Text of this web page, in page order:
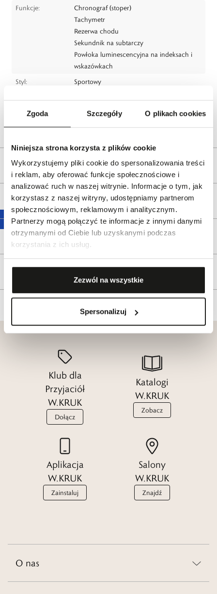
Zgoda Szczegóły O plikach cookies
Niniejsza strona korzysta z plików cookie
Wykorzystujemy pliki cookie do spersonalizowania treści
i reklam, aby oferować funkcje społecznościowe i
analizować ruch w naszej witrynie. Informacje o tym, jak
korzystasz z naszej witryny, udostępniamy partnerom
społecznościowym, reklamowym i analitycznym.
Partnerzy mogą połączyć te informacje z innymi danymi
otrzymanymi od Ciebie lub uzyskanymi podczas
korzystania z ich usług.
Zezwól na wszystkie
Spersonalizuj
Funkcje:
Chronograf (stoper)
Tachymetr
Rezerwa chodu
Sekundnik na subtarczy
Powłoka luminescencyjna na indeksach i
wskazówkach
Styl:
Sportowy
Dystrybutor:
W.KRUK S.A.
Bezpieczeństwo:
Informacje o bezpieczeństwie
Opis produktu
Wysyłka
Reklamacje i zwroty
Klub dla
Przyjaciół
W.KRUK
Dołącz
Katalogi
W.KRUK
Zobacz
Aplikacja
W.KRUK
Zainstaluj
Salony
W.KRUK
Znajdź
O nas